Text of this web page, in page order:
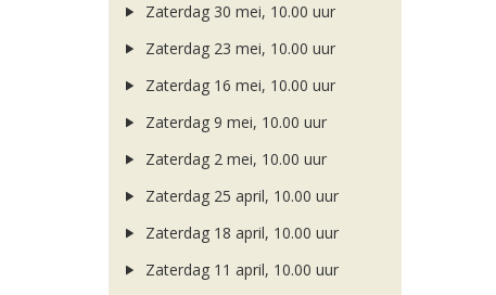
Zaterdag 30 mei, 10.00 uur
Zaterdag 23 mei, 10.00 uur
Zaterdag 16 mei, 10.00 uur
Zaterdag 9 mei, 10.00 uur
Zaterdag 2 mei, 10.00 uur
Zaterdag 25 april, 10.00 uur
Zaterdag 18 april, 10.00 uur
Zaterdag 11 april, 10.00 uur